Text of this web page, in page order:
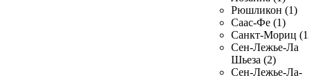
Рюшликон (1)
Саас-Фе (1)
Санкт-Мориц
Сен-Лежье-Ла
Шьеза (2)
Сен-Лежье-Ла-